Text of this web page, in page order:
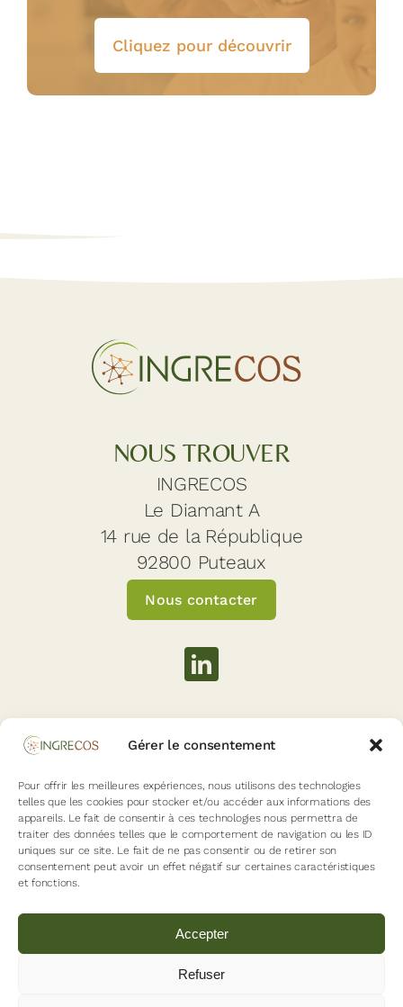
Gérer le consentement
Pour offrir les meilleures expériences, nous utilisons des technologies
telles que les cookies pour stocker et/ou accéder aux informations des
appareils. Le fait de consentir à ces technologies nous permettra de
traiter des données telles que le comportement de navigation ou les ID
uniques sur ce site. Le fait de ne pas consentir ou de retirer son
consentement peut avoir un effet négatif sur certaines caractéristiques
et fonctions.
Accepter
Refuser
Cliquez pour découvrir
NOUS TROUVER
INGRECOS
Le Diamant A
14 rue de la République
92800 Puteaux
Nous contacter
AUTRES PAGES
Mentions légales
Politique de confidentialité
FÉDÉRATIONS PARTENAIRES